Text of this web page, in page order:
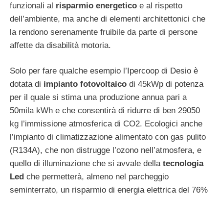
funzionali al risparmio energetico e al rispetto
dell’ambiente, ma anche di elementi architettonici che
la rendono serenamente fruibile da parte di persone
affette da disabilità motoria.
Solo per fare qualche esempio l’Ipercoop di Desio è
dotata di impianto fotovoltaico di 45kWp di potenza
per il quale si stima una produzione annua pari a
50mila kWh e che consentirà di ridurre di ben 29050
kg l’immissione atmosferica di CO2. Ecologici anche
l’impianto di climatizzazione alimentato con gas pulito
(R134A), che non distrugge l’ozono nell’atmosfera, e
quello di illuminazione che si avvale della tecnologia
Led che permetterà, almeno nel parcheggio
seminterrato, un risparmio di energia elettrica del 76%